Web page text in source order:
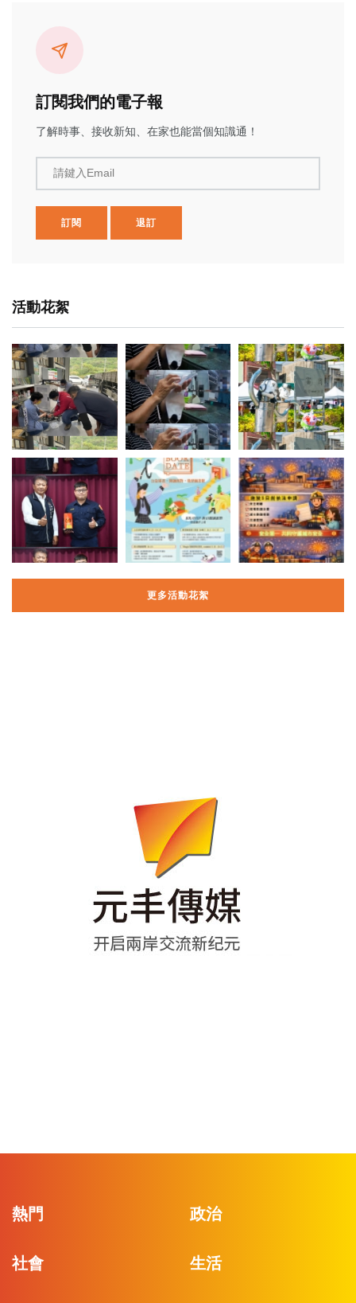
訂閱我們的電子報
了解時事、接收新知、在家也能當個知識通！
請鍵入Email
訂閱 退訂
活動花絮
更多活動花絮
熱門 政治
社會 生活